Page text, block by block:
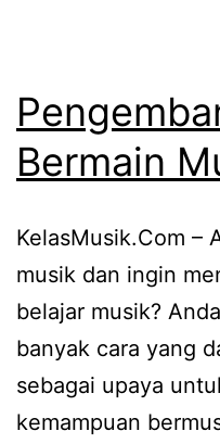
Bermain
KelasMusik.Com –
musik dan ingin
belajar musik?
banyak cara yang
sebagai upaya
kemampuan